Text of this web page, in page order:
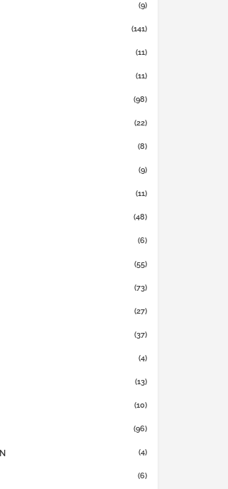
(9)
(141)
(11)
(11)
(98)
(22)
(8)
(9)
(11)
(48)
(6)
(55)
(73)
(27)
(37)
(4)
(13)
(10)
(96)
(4)
(6)